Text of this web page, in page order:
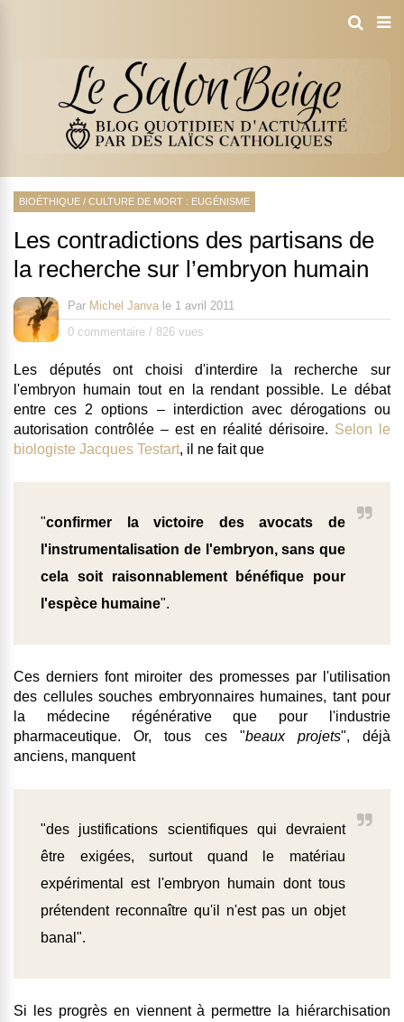
BIOÉTHIQUE / CULTURE DE MORT : EUGÉNISME
Les contradictions des partisans de
la recherche sur l’embryon humain
Par Michel Janva le 1 avril 2011
0 commentaire / 826 vues
Les députés ont choisi d'interdire la recherche sur
l'embryon humain tout en la rendant possible. Le débat
entre ces 2 options – interdiction avec dérogations ou
autorisation contrôlée – est en réalité dérisoire. Selon le
biologiste Jacques Testart, il ne fait que
"confirmer la victoire des avocats de
l'instrumentalisation de l'embryon, sans que
cela soit raisonnablement bénéfique pour
l'espèce humaine".
Ces derniers font miroiter des promesses par l'utilisation
des cellules souches embryonnaires humaines, tant pour
la médecine régénérative que pour
l'industrie
pharmaceutique. Or, tous ces "beaux projets", déjà
anciens, manquent
"des justifications scientifiques qui devraient
être exigées, surtout quand le matériau
expérimental est l'embryon humain dont tous
prétendent reconnaître qu'il n'est pas un objet
banal".
Si les progrès en viennent à permettre la hiérarchisation